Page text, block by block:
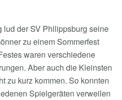
lud der SV Philippsburg seine
zu einem Sommerfest
waren verschiedene
Aber auch die Kleinsten
zu kurz kommen. So konnten
Spielgeräten verweilen